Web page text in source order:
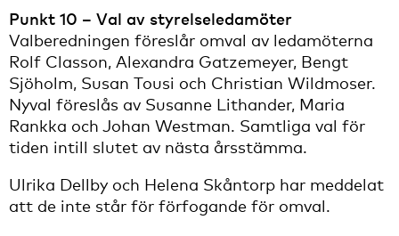
Punkt 10 – Val av styrelseledamöter
Valberedningen föreslår omval av ledamöterna
Rolf Classon, Alexandra Gatzemeyer, Bengt
Sjöholm, Susan Tousi och Christian Wildmoser.
Nyval föreslås av Susanne Lithander, Maria
Rankka och Johan Westman. Samtliga val för
tiden intill slutet av nästa årsstämma.
Ulrika Dellby och Helena Skåntorp har meddelat
att de inte står för förfogande för omval.